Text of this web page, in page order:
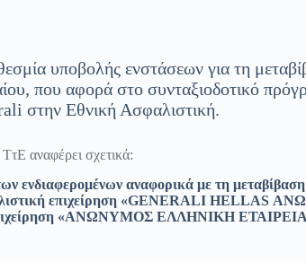
υποβολής ενστάσεων για τη
που αφορά στο συνταξιοδοτικό
στην Εθνική Ασφαλιστική.
αναφέρει σχετικά:
ενδιαφερομένων αναφορικά με τη
επιχείρηση «GENERALI
επιχείρηση «ΑΝΩΝΥΜΟΣ ΕΛΛΗΝΙΚΗ